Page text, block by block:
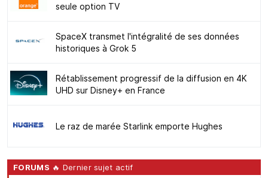
seule option TV
SpaceX transmet l'intégralité de ses données
historiques à Grok 5
Rétablissement progressif de la diffusion en 4K
UHD sur Disney+ en France
Le raz de marée Starlink emporte Hughes
FORUMS 🔥 Dernier sujet actif